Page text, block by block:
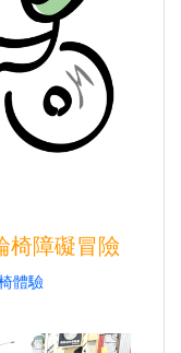
椅障礙冒險
體驗